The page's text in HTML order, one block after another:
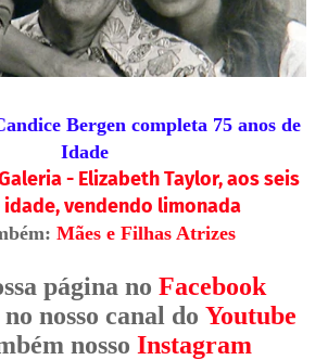
Bergen completa 75 anos de
Idade
- Elizabeth Taylor, aos seis
idade, vendendo limonada
Mães e Filhas Atrizes
página no Facebook
nosso canal do Youtube
nosso Instagram